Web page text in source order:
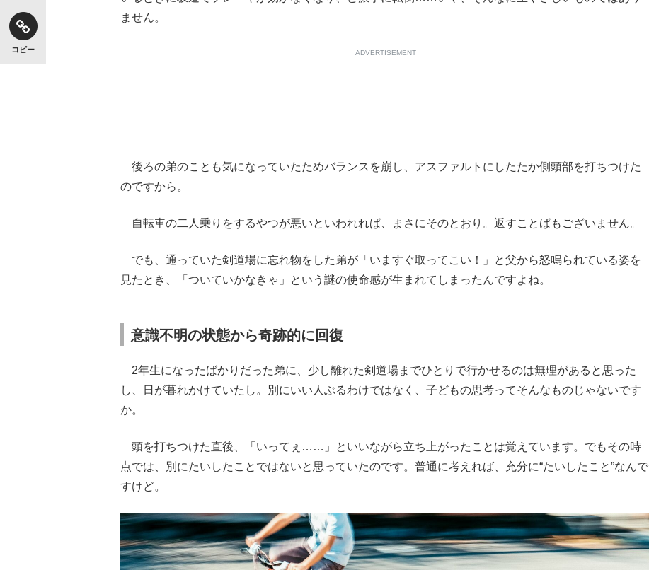
コピー
ません。
ADVERTISEMENT
後ろの弟のことも気になっていたためバランスを崩し、アスファルトにしたたか側頭部を打ちつけた
のですから。
自転車の二人乗りをするやつが悪いといわれれば、まさにそのとおり。返すことばもございません。
でも、通っていた剣道場に忘れ物をした弟が「いますぐ取ってこい！」と父から怒鳴られている姿を
見たとき、「ついていかなきゃ」という謎の使命感が生まれてしまったんですよね。
意識不明の状態から奇跡的に回復
2年生になったばかりだった弟に、少し離れた剣道場までひとりで行かせるのは無理があると思った
し、日が暮れかけていたし。別にいい人ぶるわけではなく、子どもの思考ってそんなものじゃないです
か。
頭を打ちつけた直後、「いってぇ……」といいながら立ち上がったことは覚えています。でもその時
点では、別にたいしたことではないと思っていたのです。普通に考えれば、充分に“たいしたこと”なんで
すけど。